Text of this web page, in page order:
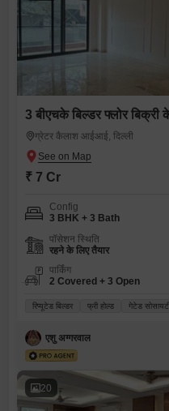
3 बीएचके बिल्डर फ्लोर
ग्रेटर कैलाश आईआई, दिल्ली
₹ 7 Cr
Config
3 BHK + 3 Bath
पॉसेशन स्थिति
रहने के लिए तैयार
पार्किंग
2 Covered + 3 Open
रिप्यूटेड बिल्डर फ्री होल्ड गेटेड
एशु अग्गरवाल
20